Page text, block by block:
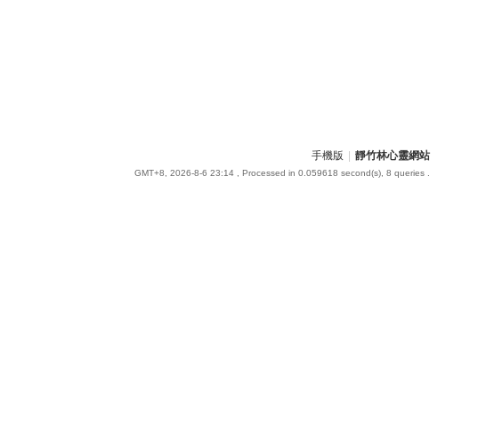
手機版 靜竹林心靈網站
GMT+8, 2026-8-6 23:14 , Processed in 0.059618 second(s), 8 queries .